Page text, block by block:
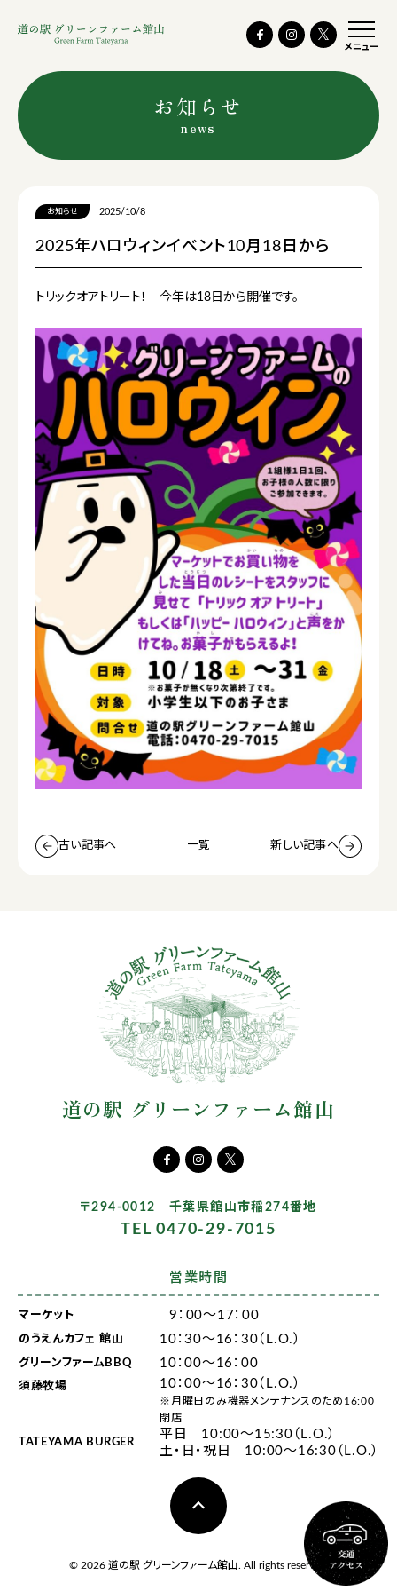
メニュー
お知らせ
news
お知らせ 2025/10/8
2025年ハロウィンイベント10月18日から
トリックオアトリート！ 今年は18日から開催です。
古い記事へ 一覧 新しい記事へ
道の駅 グリーンファーム館山
〒294-0012 千葉県館山市稲274番地
TEL 0470-29-7015
営業時間
マーケット 9：00～17：00
のうえんカフェ 館山 10：30～16：30（L.O.）
グリーンファームBBQ 10：00～16：00
須藤牧場 10：00～16：30（L.O.）
※月曜日のみ機器メンテナンスのため16:00
閉店
TATEYAMA BURGER
平日 10:00～15:30（L.O.）
土・日・祝日 10:00～16:30（L.O.）
© 2026 道の駅 グリーンファーム館山. All rights reserved.